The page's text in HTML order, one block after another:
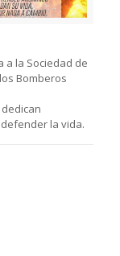
a la Sociedad de
Bomberos
la vida.